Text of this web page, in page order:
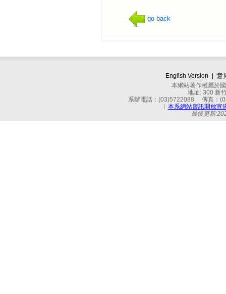
go back
English Version
意
本網站著作權屬於
地址: 300 新
系辦電話：(03)5722088 傳真：
︱ 本系網站資訊開放宣
最後更新